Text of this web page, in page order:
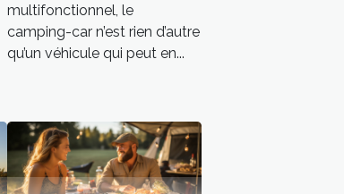
multifonctionnel, le
camping-car n’est rien d’autre
qu’un véhicule qui peut en...